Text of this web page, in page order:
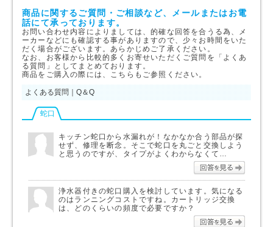
商品に関するご質問・ご相談など、メールまたはお電
話にて承っております。
お問い合わせ内容によりましては、的確な回答を合うる為、メ
ーカーなどにも確認する事がありますので、少々お時間をいた
だく場合がございます。あらかじめご了承ください。
なお、お客様から比較的多くお寄せいただくご質問を「よくあ
る質問」としてまとめております。
商品をご購入の際には、こちらもご参照ください。
よくある質問｜Q＆Q
蛇口
キッチン蛇口から水漏れが！なかなか合う部品が探
せず、修理を断念。そこで蛇口を丸ごと交換しよう
と思うのですが、タイプがよくわからなくて…
浄水器付きの蛇口購入を検討しています。気になる
のはランニングコストですね。カートリッジ交換
は、どのくらいの頻度で必要ですか？